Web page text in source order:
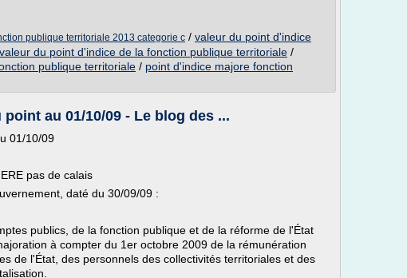
publique territoriale 2013 categorie c / valeur du point d'indice
valeur du point d'indice de la fonction publique territoriale /
publique territoriale / point d'indice majore fonction
au 01/10/09 - Le blog des ...
01/10/09
pas de calais
daté du 30/09/09 :
publics, de la fonction publique et de la réforme de l'État
à compter du 1er octobre 2009 de la rémunération
de l'État, des personnels des collectivités territoriales et des